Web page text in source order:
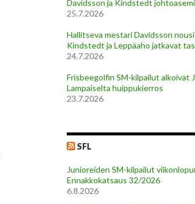
Davidsson ja Kindstedt
25.7.2026
Hallitseva mestari Davidsson
Kindstedt ja Leppäaho jatkavat
24.7.2026
Frisbeegolfin SM-kilpailut alkoivat
Lampaiselta huippukierros
23.7.2026
SFL
Junioreiden SM-kilpailut
Ennakkokatsaus 32/2026
6.8.2026